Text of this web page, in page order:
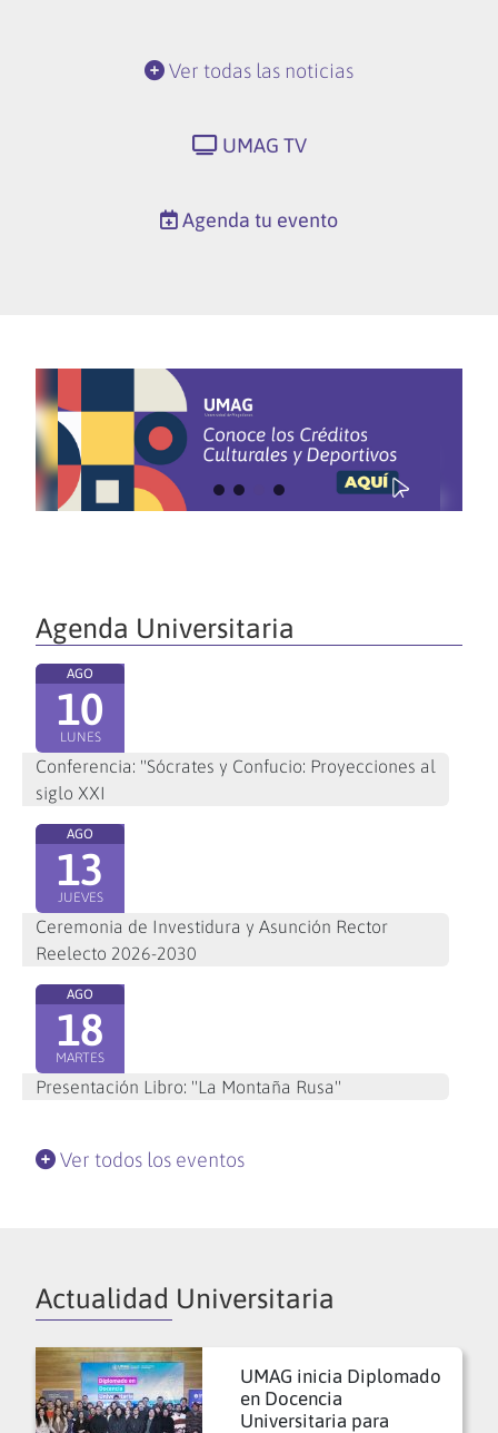
Ver todas las noticias
UMAG TV
Agenda tu evento
Agenda Universitaria
AGO
10
LUNES
Conferencia: "Sócrates y Confucio: Proyecciones al
siglo XXI
AGO
13
JUEVES
Ceremonia de Investidura y Asunción Rector
Reelecto 2026-2030
AGO
18
MARTES
Presentación Libro: "La Montaña Rusa"
Ver todos los eventos
Actualidad Universitaria
UMAG inicia Diplomado
en Docencia
Universitaria para